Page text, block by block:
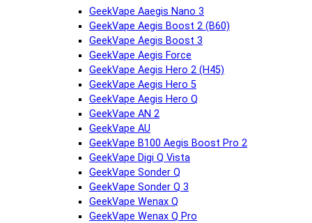
GeekVape Aaegis Nano 3
GeekVape Aegis Boost 2 (B60)
GeekVape Aegis Boost 3
GeekVape Aegis Force
GeekVape Aegis Hero 2 (H45)
GeekVape Aegis Hero 5
GeekVape Aegis Hero Q
GeekVape AN 2
GeekVape AU
GeekVape B100 Aegis Boost Pro 2
GeekVape Digi Q Vista
GeekVape Sonder Q
GeekVape Sonder Q 3
GeekVape Wenax Q
GeekVape Wenax Q Pro